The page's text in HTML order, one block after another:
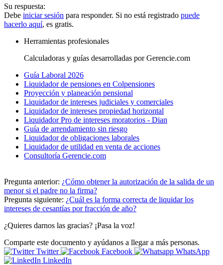
Su respuesta:
Debe iniciar sesión para responder. Si no está registrado puede
hacerlo aquí, es gratis.
Herramientas profesionales
Calculadoras y guías desarrolladas por Gerencie.com
Guía Laboral 2026
Liquidador de pensiones en Colpensiones
Proyección y planeación pensional
Liquidador de intereses judiciales y comerciales
Liquidador de intereses propiedad horizontal
Liquidador Pro de intereses moratorios - Dian
Guía de arrendamiento sin riesgo
Liquidador de obligaciones laborales
Liquidador de utilidad en venta de acciones
Consultoría Gerencie.com
Pregunta anterior: ¿Cómo obtener la autorización de la salida de un
menor si el padre no la firma?
Pregunta siguiente: ¿Cuál es la forma correcta de liquidar los
intereses de cesantías por fracción de año?
¿Quieres darnos las gracias? ¡Pasa la voz!
Comparte este documento y ayúdanos a llegar a más personas.
Twitter
Facebook
WhatsApp
LinkedIn